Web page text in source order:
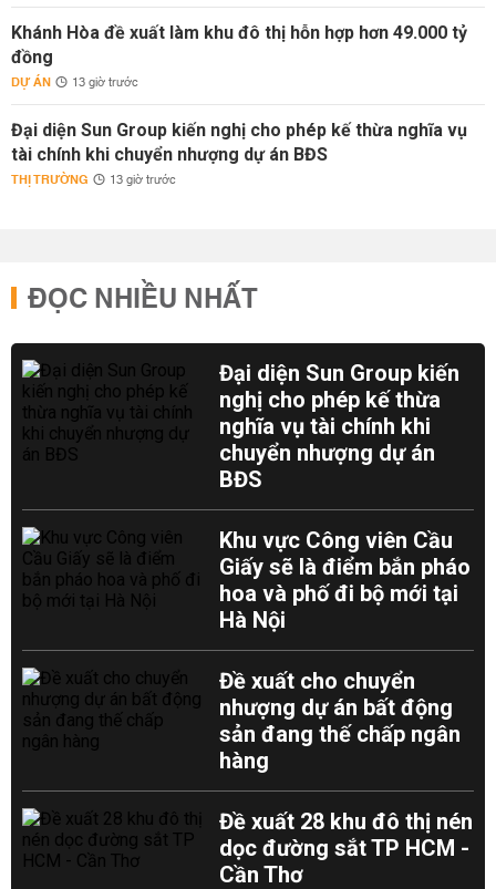
Khánh Hòa đề xuất làm khu đô thị hỗn hợp hơn 49.000 tỷ
đồng
DỰ ÁN 13 giờ trước
Đại diện Sun Group kiến nghị cho phép kế thừa nghĩa vụ
tài chính khi chuyển nhượng dự án BĐS
THỊ TRƯỜNG 13 giờ trước
ĐỌC NHIỀU NHẤT
Đại diện Sun Group kiến
nghị cho phép kế thừa
nghĩa vụ tài chính khi
chuyển nhượng dự án
BĐS
Khu vực Công viên Cầu
Giấy sẽ là điểm bắn pháo
hoa và phố đi bộ mới tại
Hà Nội
Đề xuất cho chuyển
nhượng dự án bất động
sản đang thế chấp ngân
hàng
Đề xuất 28 khu đô thị nén
dọc đường sắt TP HCM -
Cần Thơ